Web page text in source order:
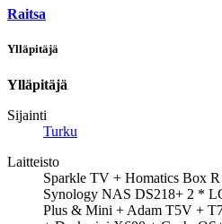
Raitsa
Ylläpitäjä
Ylläpitäjä
Sijainti
Turku
Laitteisto
Sparkle TV + Homatics Box
Synology NAS DS218+ 2 *
Plus & Mini + Adam T5V +